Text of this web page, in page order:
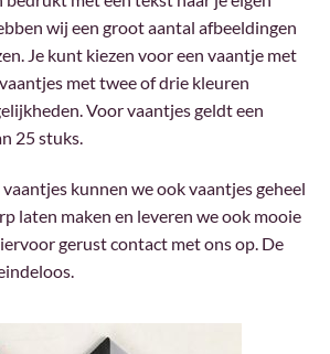
wij een groot aantal afbeeldingen
Je kunt kiezen voor een vaantje met
met twee of drie kleuren
Voor vaantjes geldt een
25 stuks.
kunnen we ook vaantjes geheel
laten maken en leveren we ook mooie
gerust contact met ons op. De